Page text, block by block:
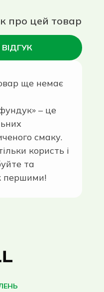
про цей товар
ще немає
– це
смаку.
користь і
та
першими!